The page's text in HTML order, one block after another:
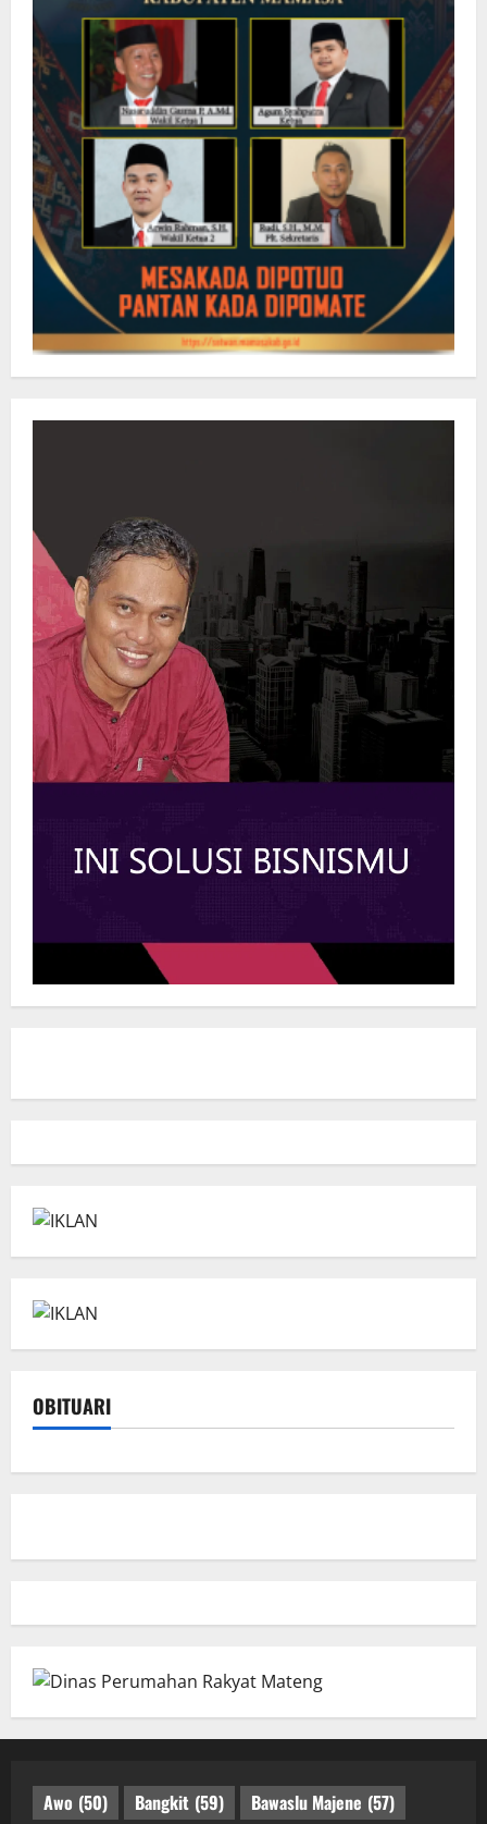
OBITUARI
Awo (50) Bangkit (59) Bawaslu Majene (57)